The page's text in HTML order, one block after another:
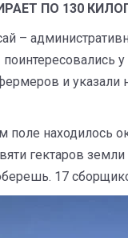
ПО 130
–
у
и указали
поле находилось
гектаров
17